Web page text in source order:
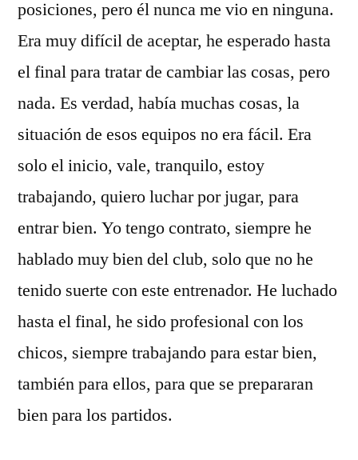
posiciones, pero él nunca me vio en ninguna.
Era muy difícil de aceptar, he esperado hasta
el final para tratar de cambiar las cosas, pero
nada. Es verdad, había muchas cosas, la
situación de esos equipos no era fácil. Era
solo el inicio, vale, tranquilo, estoy
trabajando, quiero luchar por jugar, para
entrar bien. Yo tengo contrato, siempre he
hablado muy bien del club, solo que no he
tenido suerte con este entrenador. He luchado
hasta el final, he sido profesional con los
chicos, siempre trabajando para estar bien,
también para ellos, para que se prepararan
bien para los partidos.